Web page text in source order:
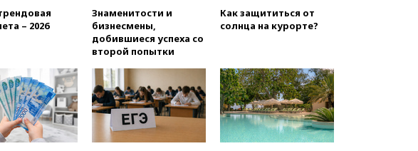
вчера, 19:35
республиканцев поддержать
Вэнса на выборах 2028 года
вчера, 19:20Число ломбардов
в РФ превысило максимум
2022 года
– 2026
Знаменитости и
бизнесмены,
добившиеся успеха со
второй попытки
Как защититься от
солнца на курорте?